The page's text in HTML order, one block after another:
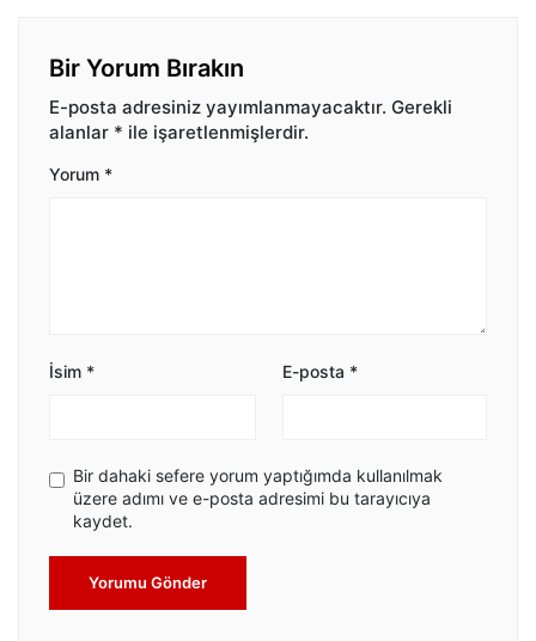
Bir Yorum Bırakın
E-posta adresiniz yayımlanmayacaktır. Gerekli
alanlar * ile işaretlenmişlerdir.
Yorum *
İsim * E-posta *
Bir dahaki sefere yorum yaptığımda kullanılmak
üzere adımı ve e-posta adresimi bu tarayıcıya
kaydet.
Yorumu Gönder